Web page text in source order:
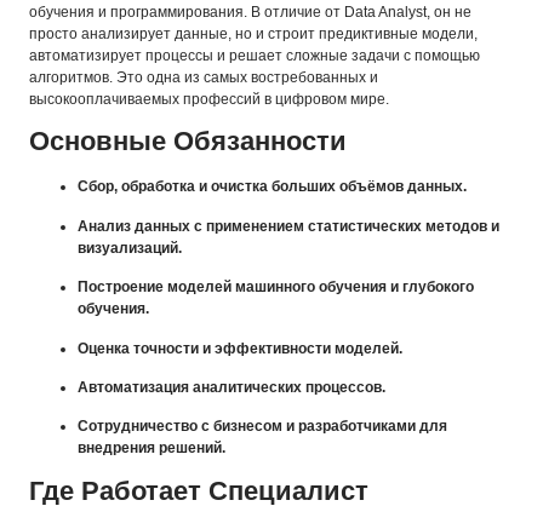
обучения и программирования. В отличие от Data Analyst, он не
просто анализирует данные, но и строит предиктивные модели,
автоматизирует процессы и решает сложные задачи с помощью
алгоритмов. Это одна из самых востребованных и
высокооплачиваемых профессий в цифровом мире.
Основные Обязанности
Сбор, обработка и очистка больших объёмов данных.
Анализ данных с применением статистических методов и
визуализаций.
Построение моделей машинного обучения и глубокого
обучения.
Оценка точности и эффективности моделей.
Автоматизация аналитических процессов.
Сотрудничество с бизнесом и разработчиками для
внедрения решений.
Где Работает Специалист